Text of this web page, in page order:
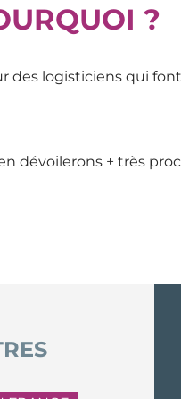
?
des logisticiens qui
dévoilerons + très